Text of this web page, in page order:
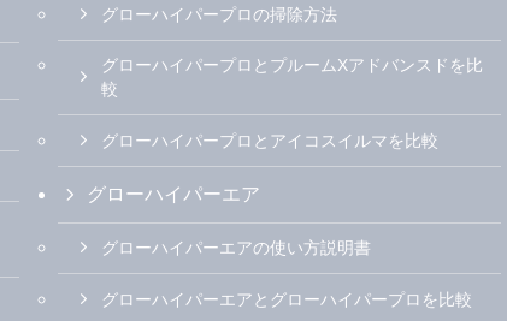
グローハイパープロの掃除方法
グローハイパープロとプルームXアドバンスドを比
較
グローハイパープロとアイコスイルマを比較
グローハイパーエア
グローハイパーエアの使い方説明書
グローハイパーエアとグローハイパープロを比較